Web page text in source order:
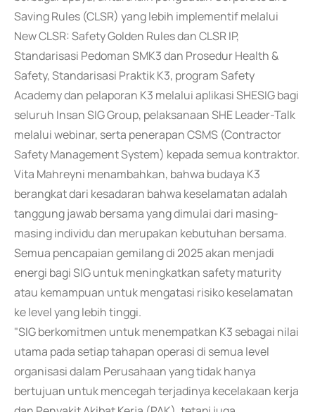
Saving Rules (CLSR) yang lebih implementif melalui
New CLSR: Safety Golden Rules dan CLSR IP,
Standarisasi Pedoman SMK3 dan Prosedur Health &
Safety, Standarisasi Praktik K3, program Safety
Academy dan pelaporan K3 melalui aplikasi SHESIG bagi
seluruh Insan SIG Group, pelaksanaan SHE Leader-Talk
melalui webinar, serta penerapan CSMS (Contractor
Safety Management System) kepada semua kontraktor.
Vita Mahreyni menambahkan, bahwa budaya K3
berangkat dari kesadaran bahwa keselamatan adalah
tanggung jawab bersama yang dimulai dari masing-
masing individu dan merupakan kebutuhan bersama.
Semua pencapaian gemilang di 2025 akan menjadi
energi bagi SIG untuk meningkatkan safety maturity
atau kemampuan untuk mengatasi risiko keselamatan
ke level yang lebih tinggi.
"SIG berkomitmen untuk menempatkan K3 sebagai nilai
utama pada setiap tahapan operasi di semua level
organisasi dalam Perusahaan yang tidak hanya
bertujuan untuk mencegah terjadinya kecelakaan kerja